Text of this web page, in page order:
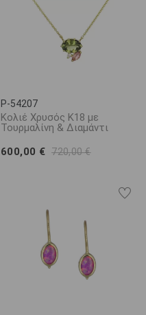
P-54207
Κολιέ Χρυσός Κ18 με
Τουρμαλίνη & Διαμάντι
600,00 € 720,00 €